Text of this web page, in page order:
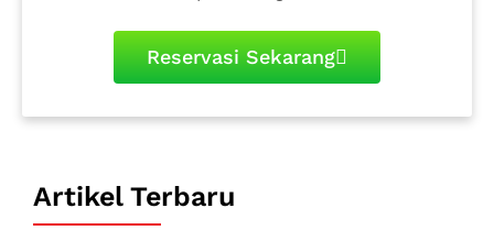
Reservasi Sekarang
Artikel Terbaru